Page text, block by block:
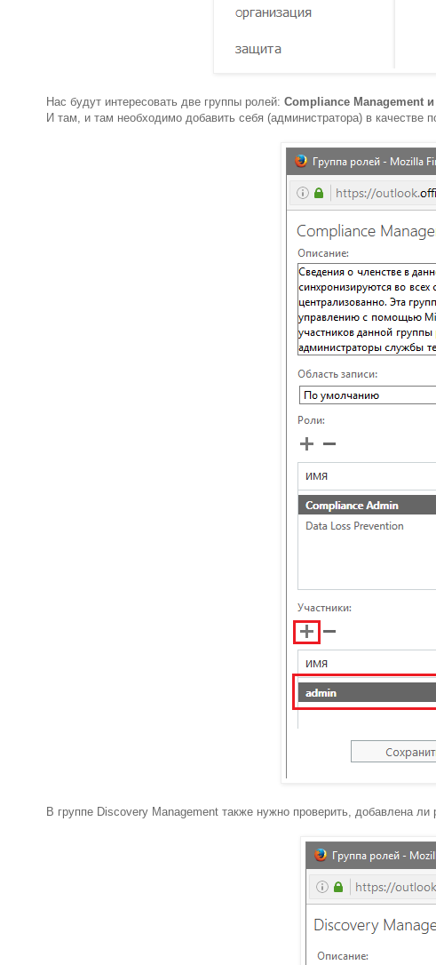
Нас будут интересовать две группы ролей: Compliance Management
И там, и там необходимо добавить себя (администратора) в качестве
В группе Discovery Management также нужно проверить, добавлена ли